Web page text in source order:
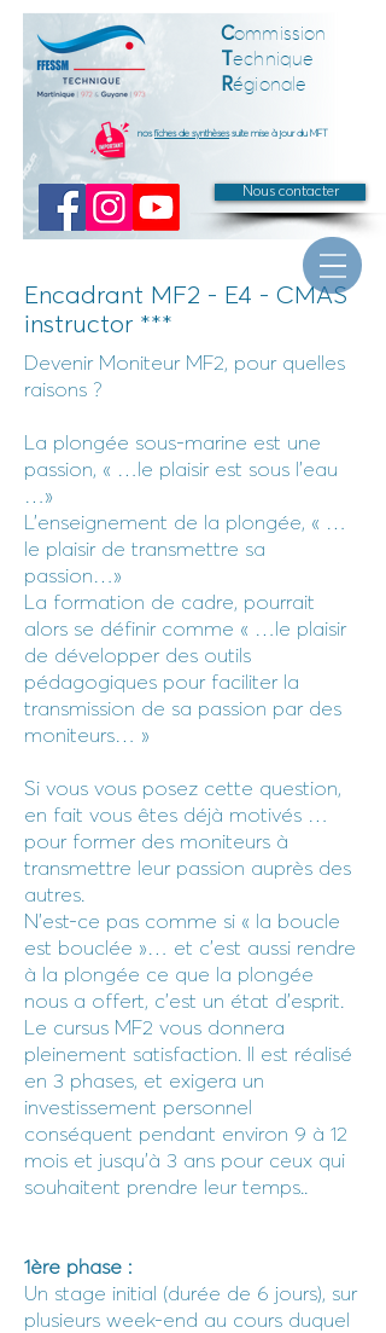
Commission
Technique
Régionale
Nous contacter
nosfiches de synthèsessuite mise à jour du MFT
Encadrant MF2 - E4 - CMAS
instructor ***
Devenir Moniteur MF2, pour quelles
raisons ?
La plongée sous-marine est une
passion, « …le plaisir est sous l’eau
…»
L’enseignement de la plongée, « …
le plaisir de transmettre sa
passion…»
La formation de cadre, pourrait
alors se définir comme « …le plaisir
de développer des outils
pédagogiques pour faciliter la
transmission de sa passion par des
moniteurs… »
Si vous vous posez cette question,
en fait vous êtes déjà motivés …
pour former des moniteurs à
transmettre leur passion auprès des
autres.
N’est-ce pas comme si « la boucle
est bouclée »… et c’est aussi rendre
à la plongée ce que la plongée
nous a offert, c’est un état d’esprit.
Le cursus MF2 vous donnera
pleinement satisfaction. Il est réalisé
en 3 phases, et exigera un
investissement personnel
conséquent pendant environ 9 à 12
mois et jusqu'à 3 ans pour ceux qui
souhaitent prendre leur temps..
1ère phase :
Un stage initial (durée de 6 jours), sur
plusieurs week-end au cours duquel